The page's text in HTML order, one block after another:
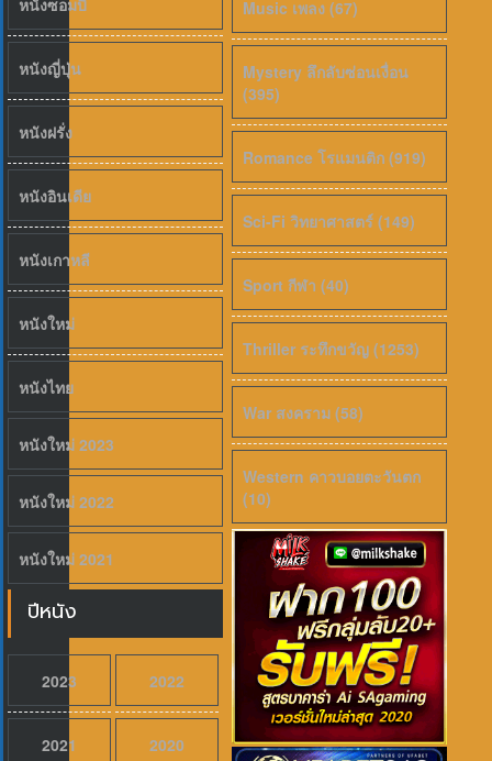
หนังญี่ปุ่น
หนังฝรั่ง
หนังอินเดีย
หนังเกาหลี
หนังใหม่
หนังไทย
หนังใหม่ 2023
หนังใหม่ 2022
หนังใหม่ 2021
ปีหนัง
2023 2022
2021 2020
6.5
Music เพลง (67)
Mystery ลึกลับซ่อนเงื่อน
(395)
Romance โรแมนติก (919)
Sci-Fi วิทยาศาสตร์ (149)
Sport กีฬา (40)
Thriller ระทึกขวัญ (1253)
War สงคราม (58)
Western คาวบอยตะวันตก
(10)